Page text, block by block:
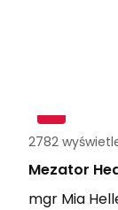
2782
Mezator
mgr Mia